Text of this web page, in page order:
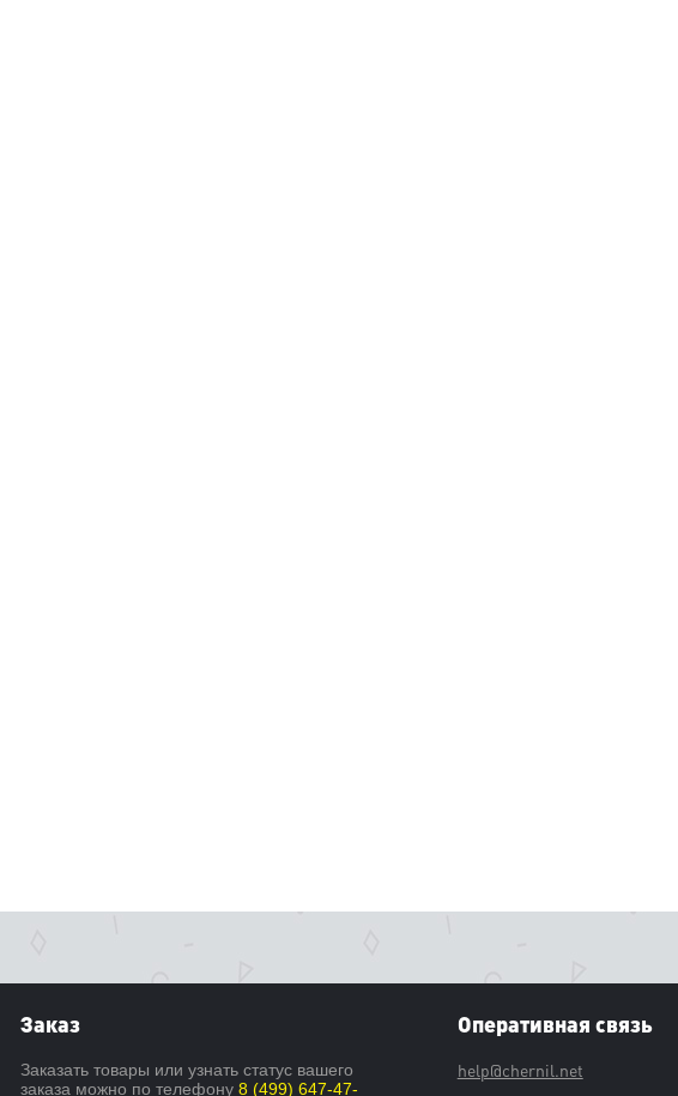
Заказ
Заказать товары или узнать статус вашего
заказа можно по телефону 8 (499) 647-47-
Оперативная связь
help@chernil.net